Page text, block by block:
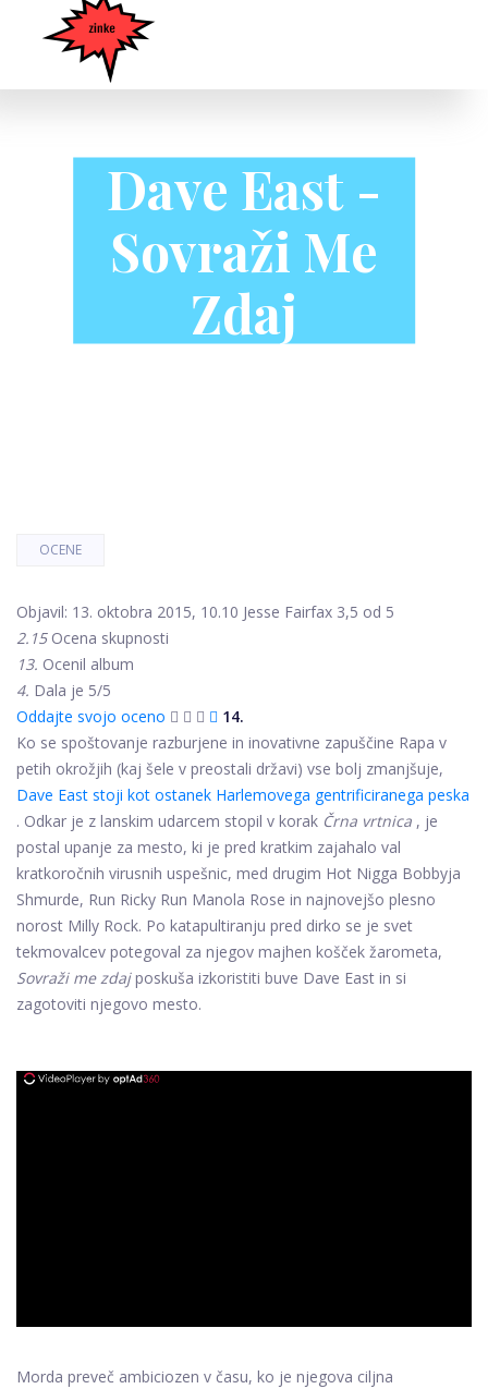
Dave East -
Sovraži Me
Zdaj
OCENE
Objavil: 13. oktobra 2015, 10.10 Jesse Fairfax 3,5 od 5
2.15 Ocena skupnosti
13. Ocenil album
4. Dala je 5/5
Oddajte svojo oceno
14.
Ko se spoštovanje razburjene in inovativne zapuščine Rapa v
petih okrožjih (kaj šele v preostali državi) vse bolj zmanjšuje,
Dave East stoji kot ostanek Harlemovega gentrificiranega peska
. Odkar je z lanskim udarcem stopil v korak Črna vrtnica , je
postal upanje za mesto, ki je pred kratkim zajahalo val
kratkoročnih virusnih uspešnic, med drugim Hot Nigga Bobbyja
Shmurde, Run Ricky Run Manola Rose in najnovejšo plesno
norost Milly Rock. Po katapultiranju pred dirko se je svet
tekmovalcev potegoval za njegov majhen košček žarometa,
Sovraži me zdaj poskuša izkoristiti buve Dave East in si
zagotoviti njegovo mesto.
Morda preveč ambiciozen v času, ko je njegova ciljna